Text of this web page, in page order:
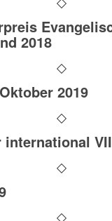
2018
2019